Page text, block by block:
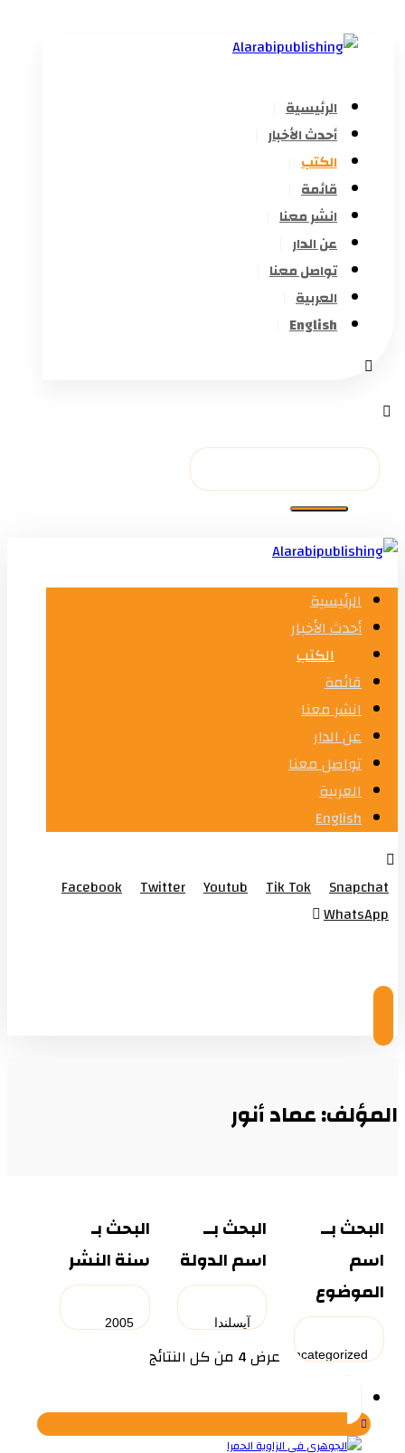
الرئيسية
أحدث الأخبار
الكتب
قائمة
انشر معنا
عن الدار
تواصل معنا
العربية
English
الرئيسية
أحدث الأخبار
الكتب
قائمة
انشر معنا
عن الدار
تواصل معنا
العربية
English
Facebook Twitter Youtub Tik Tok
Snapchat
WhatsApp
المؤلف: عماد أنور
البحث بــ
اسم
الموضوع
البحث بــ
اسم الدولة
البحث بـ
سنة النشر
عرض ⁦4⁩ من كل النتائج
تم
حسب
الأحدث